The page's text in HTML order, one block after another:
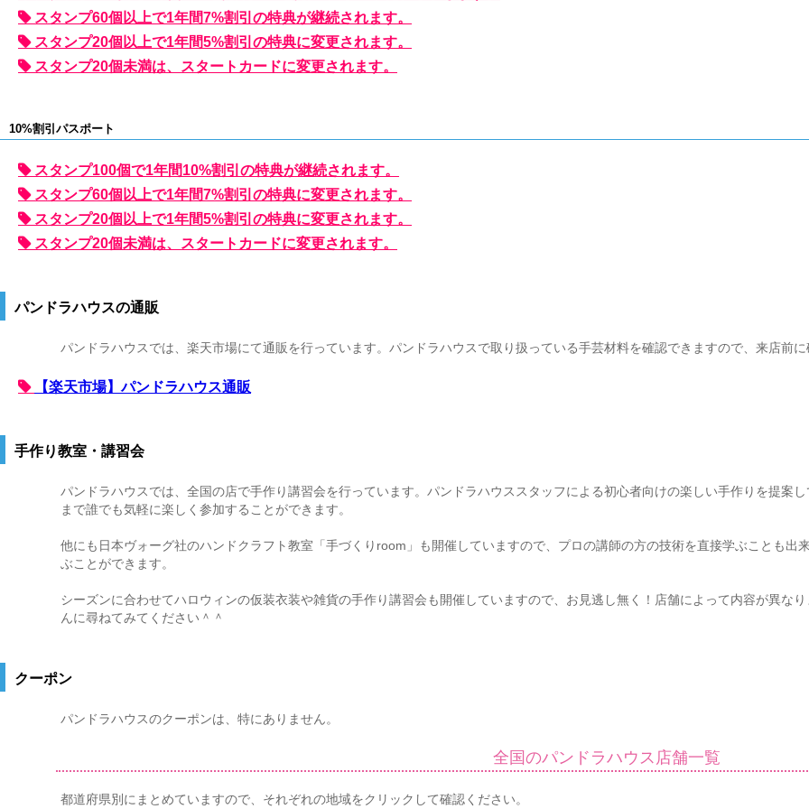
スタンプ60個以上で1年間7%割引の特典が継続されます。
スタンプ20個以上で1年間5%割引の特典に変更されます。
スタンプ20個未満は、スタートカードに変更されます。
10%割引パスポート
スタンプ100個で1年間10%割引の特典が継続されます。
スタンプ60個以上で1年間7%割引の特典に変更されます。
スタンプ20個以上で1年間5%割引の特典に変更されます。
スタンプ20個未満は、スタートカードに変更されます。
パンドラハウスの通販
パンドラハウスでは、楽天市場にて通販を行っています。パンドラハウスで取り扱っている手芸材料を確認できますので、来店前
【楽天市場】パンドラハウス通販
手作り教室・講習会
パンドラハウスでは、全国の店で手作り講習会を行っています。パンドラハウススタッフによる初心者向けの楽しい手作りを提案
まで誰でも気軽に楽しく参加することができます。
他にも日本ヴォーグ社のハンドクラフト教室「手づくりroom」も開催していますので、プロの講師の方の技術を直接学ぶことも
ぶことができます。
シーズンに合わせてハロウィンの仮装衣装や雑貨の手作り講習会も開催していますので、お見逃し無く！店舗によって内容が異な
んに尋ねてみてください＾＾
クーポン
パンドラハウスのクーポンは、特にありません。
全国のパンドラハウス店舗一覧
都道府県別にまとめていますので、それぞれの地域をクリックして確認ください。